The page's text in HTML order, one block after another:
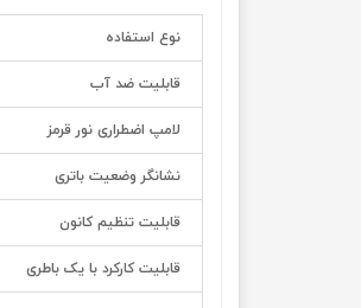
نوع استفاده
قابلیت ضد آب
لامپ اضطراری نور قرمز
نشانگر وضعیت باتری
قابلیت تنظیم کانون
قابلیت کارکرد با یک باطری